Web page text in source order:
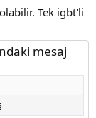
Tek igbt'li
mesaj